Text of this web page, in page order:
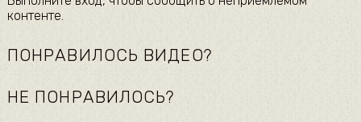
контенте.
ПОНРАВИЛОСЬ ВИДЕО?
НЕ ПОНРАВИЛОСЬ?